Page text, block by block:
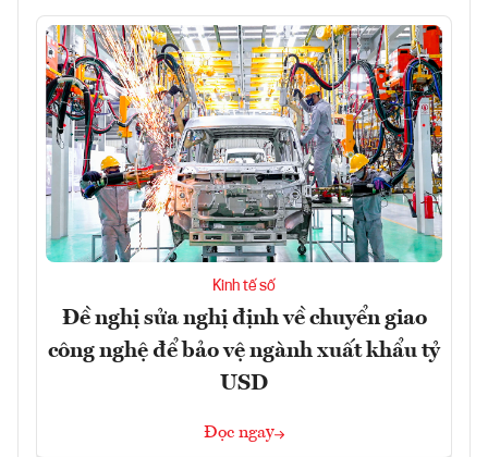
Kinh tế số
Đề nghị sửa nghị định về chuyển giao
công nghệ để bảo vệ ngành xuất khẩu tỷ
USD
Đọc ngay